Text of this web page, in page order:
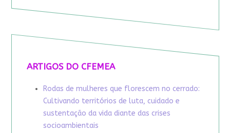
ARTIGOS DO CFEMEA
Rodas de mulheres que florescem no cerrado:
Cultivando territórios de luta, cuidado e
sustentação da vida diante das crises
socioambientais